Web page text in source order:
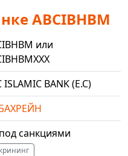
ABCIBHBM
или
ISLAMIC BANK (E.C)
санкциями